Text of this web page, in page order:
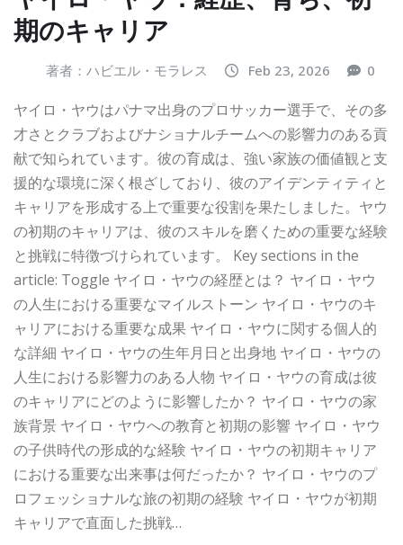
期のキャリア
著者：ハビエル・モラレス Feb 23, 2026 0
ヤイロ・ヤウはパナマ出身のプロサッカー選手で、その多
才さとクラブおよびナショナルチームへの影響力のある貢
献で知られています。彼の育成は、強い家族の価値観と支
援的な環境に深く根ざしており、彼のアイデンティティと
キャリアを形成する上で重要な役割を果たしました。ヤウ
の初期のキャリアは、彼のスキルを磨くための重要な経験
と挑戦に特徴づけられています。 Key sections in the
article: Toggle ヤイロ・ヤウの経歴とは？ ヤイロ・ヤウ
の人生における重要なマイルストーン ヤイロ・ヤウのキ
ャリアにおける重要な成果 ヤイロ・ヤウに関する個人的
な詳細 ヤイロ・ヤウの生年月日と出身地 ヤイロ・ヤウの
人生における影響力のある人物 ヤイロ・ヤウの育成は彼
のキャリアにどのように影響したか？ ヤイロ・ヤウの家
族背景 ヤイロ・ヤウへの教育と初期の影響 ヤイロ・ヤウ
の子供時代の形成的な経験 ヤイロ・ヤウの初期キャリア
における重要な出来事は何だったか？ ヤイロ・ヤウのプ
ロフェッショナルな旅の初期の経験 ヤイロ・ヤウが初期
キャリアで直面した挑戦…